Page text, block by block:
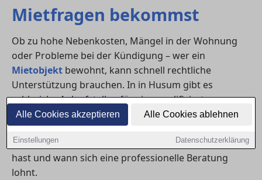
Alle Cookies akzeptieren Alle Cookies ablehnen
Einstellungen Datenschutzerklärung
Mietfragen bekommst
Ob zu hohe Nebenkosten, Mängel in der Wohnung
oder Probleme bei der Kündigung – wer ein
Mietobjekt bewohnt, kann schnell rechtliche
Unterstützung brauchen. In in Husum gibt es
zahlreiche Anlaufstellen für eine qualifizierte
Mietrechtsberatung– von kostenlosen
Beratungsangeboten bis hin zu spezialisierten
Fachanwälten. Hier erfährst du, welche Optionen du
hast und wann sich eine professionelle Beratung
lohnt.